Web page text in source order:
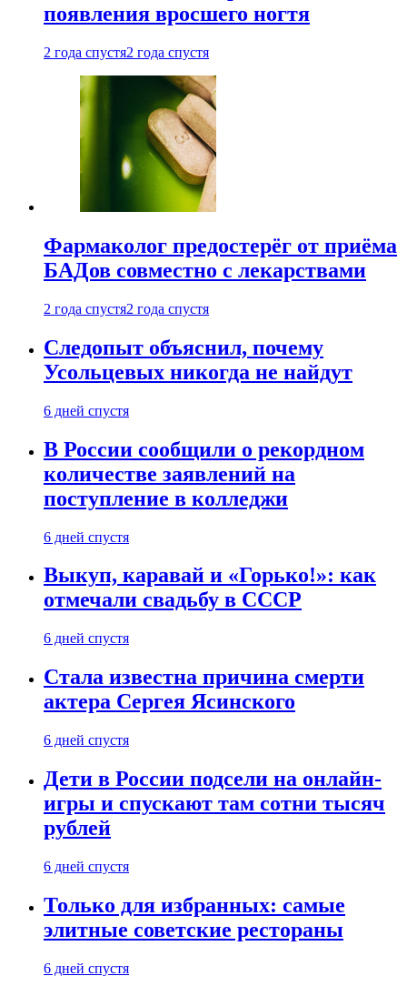
появления вросшего ногтя
2 года спустя2 года спустя
Фармаколог предостерёг от приёма
БАДов совместно с лекарствами
2 года спустя2 года спустя
Следопыт объяснил, почему
Усольцевых никогда не найдут
6 дней спустя
В России сообщили о рекордном
количестве заявлений на
поступление в колледжи
6 дней спустя
Выкуп, каравай и «Горько!»: как
отмечали свадьбу в СССР
6 дней спустя
Стала известна причина смерти
актера Сергея Ясинского
6 дней спустя
Дети в России подсели на онлайн-
игры и спускают там сотни тысяч
рублей
6 дней спустя
Только для избранных: самые
элитные советские рестораны
6 дней спустя